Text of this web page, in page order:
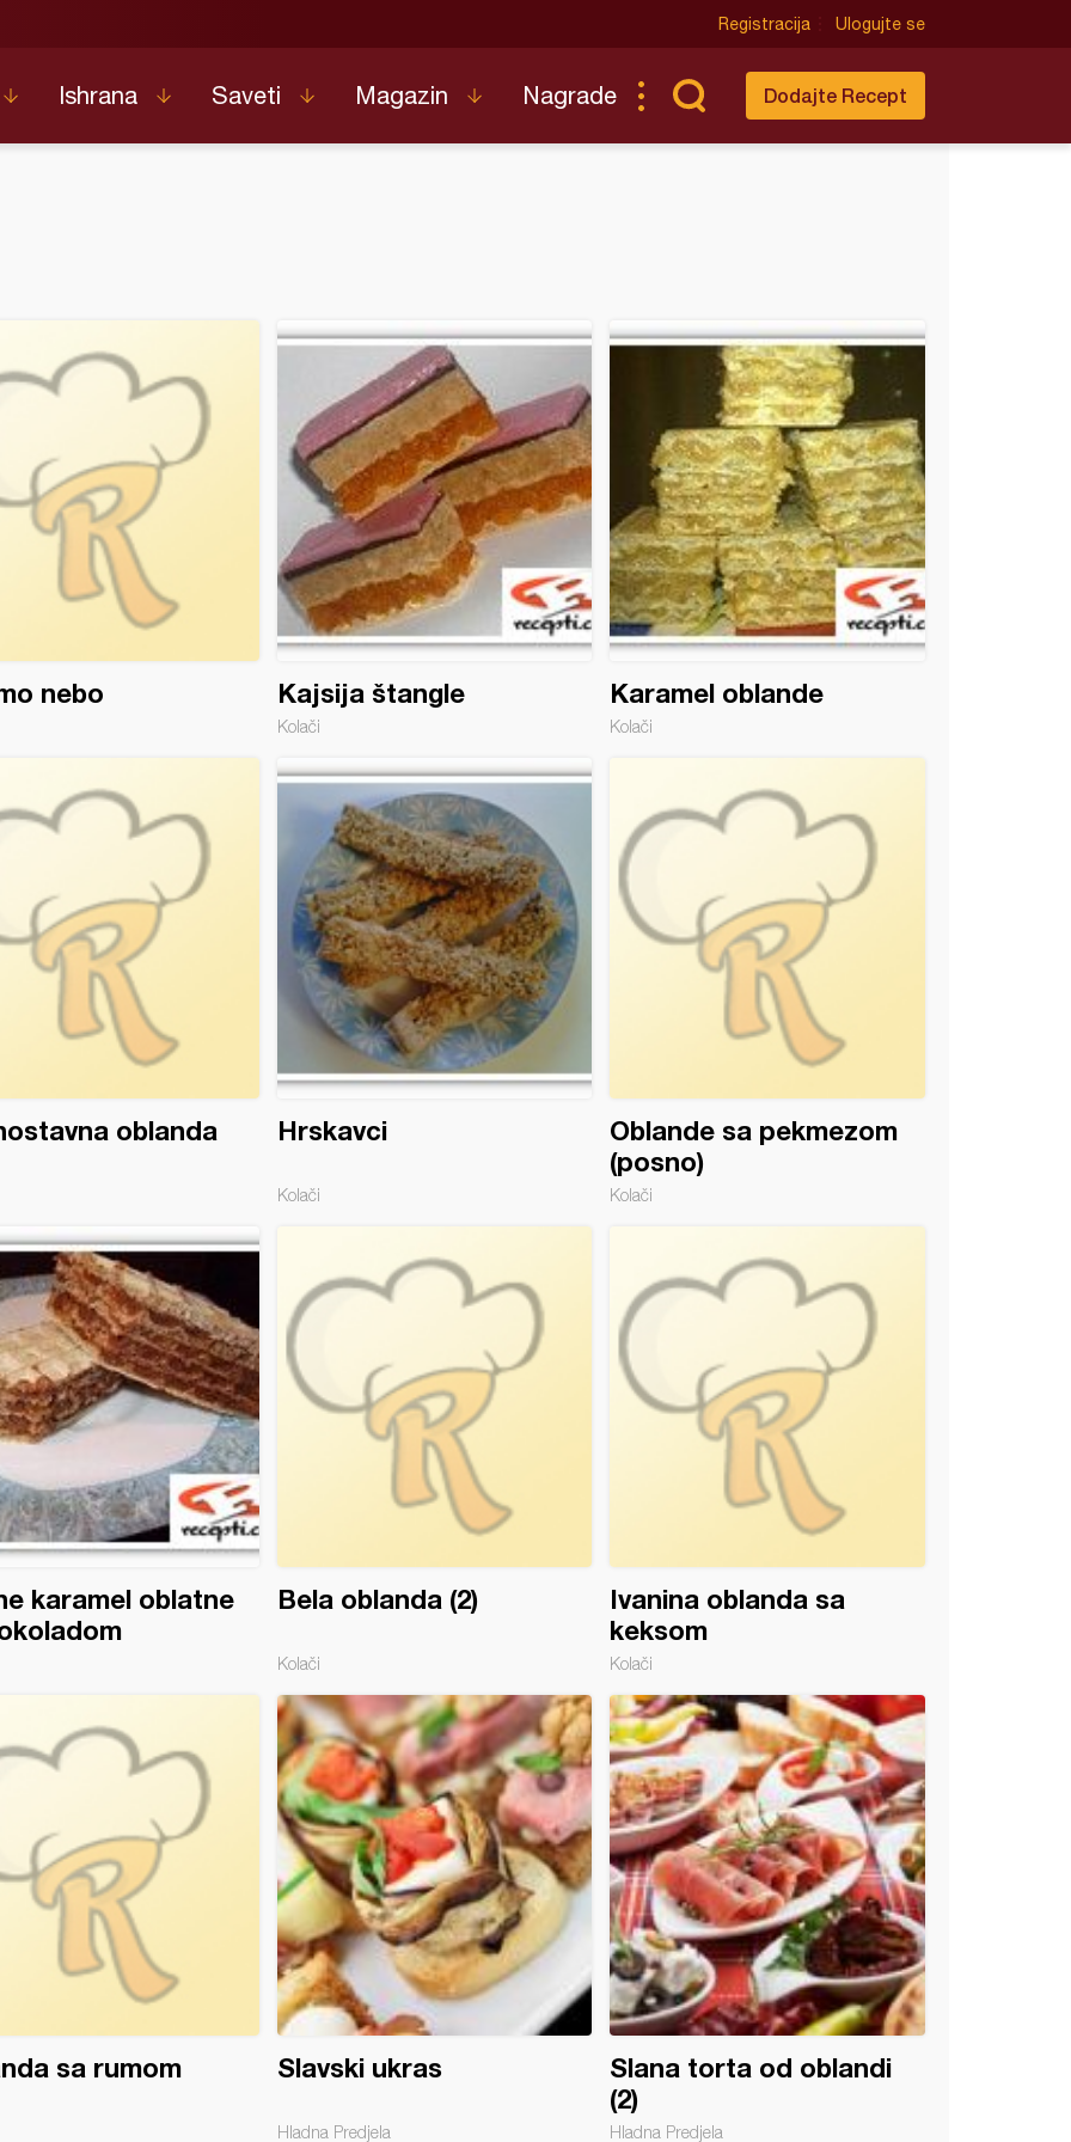
Registracija Ulogujte se
Ishrana Saveti Magazin Nagrade Dodajte Recept
nebo Kajsija štangle
Kolači
Karamel oblande
Kolači
oblanda Hrskavci
Kolači
Oblande sa pekmezom
(posno)
Kolači
karamel oblatne
Bela oblanda (2)
Kolači
Ivanina oblanda sa
keksom
Kolači
sa rumom Slavski ukras
Hladna Predjela
Slana torta od oblandi
(2)
Hladna Predjela